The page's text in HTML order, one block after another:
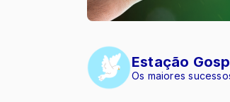
Estação
Os maiores